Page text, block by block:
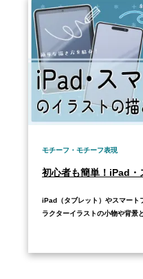
モチーフ・モチーフ表現
iPad（タブレット）やスマート
ラクターイラストの小物や背景
ソフトで以下の機能がどこにあ
め確認しておくとスムーズです